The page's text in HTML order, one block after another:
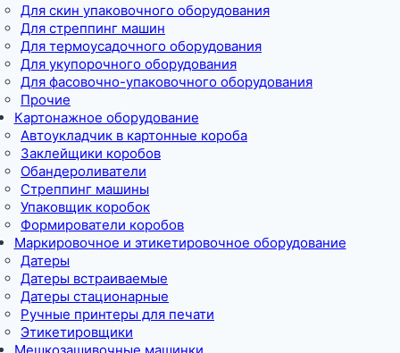
Для скин упаковочного оборудования
Для стреппинг машин
Для термоусадочного оборудования
Для укупорочного оборудования
Для фасовочно-упаковочного оборудования
Прочие
Картонажное оборудование
Автоукладчик в картонные короба
Заклейщики коробов
Обандероливатели
Стреппинг машины
Упаковщик коробок
Формирователи коробов
Маркировочное и этикетировочное оборудование
Датеры
Датеры встраиваемые
Датеры стационарные
Ручные принтеры для печати
Этикетировщики